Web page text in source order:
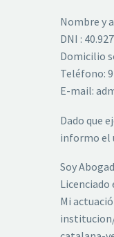
Nombre y
DNI :
Domicilio
Teléfono:
E-mail:
Dado que
informo el
Soy
Mi